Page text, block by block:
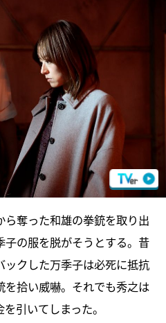
奪った和雄の拳銃を取り出
子の服を脱がそうとする。昔
クした万季子は必死に抵抗
を拾い威嚇。それでも秀之は
引いてしまった。